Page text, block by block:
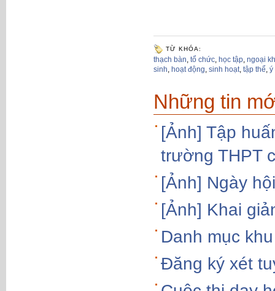
TỪ KHÓA:
thạch bàn, tổ chức, học tập, ngoại
sinh, hoạt động, sinh hoạt, tập thể, ý
Những tin
[Ảnh] Tập
trường THPT
[Ảnh] Ngày
[Ảnh] Khai
Danh mục
Đăng ký xét